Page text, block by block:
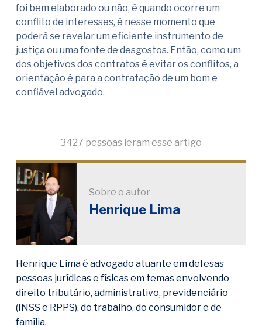
foi bem elaborado ou não, é quando ocorre um
conflito de interesses, é nesse momento que
poderá se revelar um eficiente instrumento de
justiça ou uma fonte de desgostos. Então, como um
dos objetivos dos contratos é evitar os conflitos, a
orientação é para a contratação de um bom e
confiável advogado.
3427 pessoas leram esse artigo
Sobre o autor
Henrique Lima
Henrique Lima é advogado atuante em defesas
pessoas jurídicas e físicas em temas envolvendo
direito tributário, administrativo, previdenciário
(INSS e RPPS), do trabalho, do consumidor e de
família.